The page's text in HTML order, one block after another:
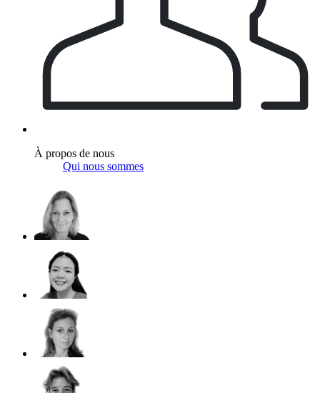
À propos de nous
Qui nous sommes